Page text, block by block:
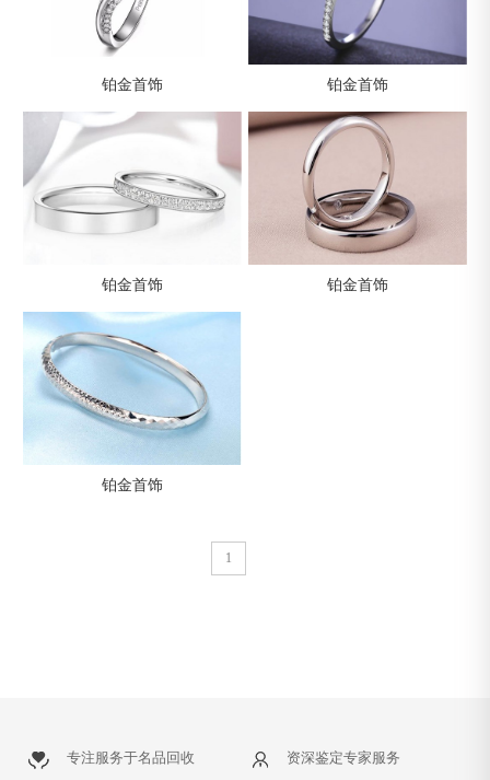
铂金首饰 铂金首饰
铂金首饰 铂金首饰
铂金首饰
1
专注服务于名品回收 资深鉴定专家服务